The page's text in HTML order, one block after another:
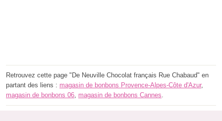
Retrouvez cette page "De Neuville Chocolat français Rue Chabaud" en
partant des liens : magasin de bonbons Provence-Alpes-Côte d'Azur,
magasin de bonbons 06, magasin de bonbons Cannes.